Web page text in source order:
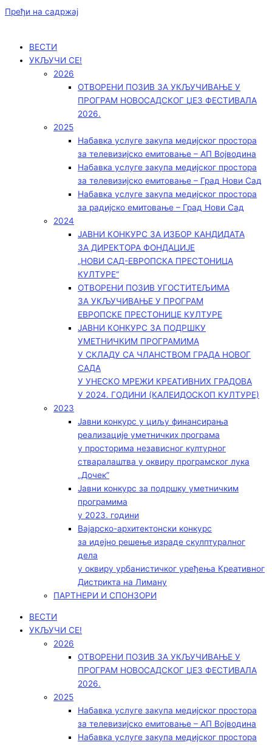
Пређи на садржај
ВЕСТИ
УКЉУЧИ СЕ!
2026
ОТВОРЕНИ ПОЗИВ ЗА УКЉУЧИВАЊЕ У
ПРОГРАМ НОВОСАДСКОГ ЏЕЗ ФЕСТИВАЛА
2026.
2025
Набавка услуге закупа медијског простора
за телевизијско емитовање – АП Војводинa
Набавка услуге закупа медијског простора
за телевизијско емитовање – Град Нови Сад
Набавка услуге закупа медијског простора
за радијско емитовање – Град Нови Сад
2024
ЈАВНИ КОНКУРС ЗА ИЗБОР КАНДИДАТА
ЗА ДИРЕКТОРА ФОНДАЦИЈЕ
„НОВИ САД-ЕВРОПСКА ПРЕСТОНИЦА
КУЛТУРЕ“
ОТВОРЕНИ ПОЗИВ УГОСТИТЕЉИМА
ЗА УКЉУЧИВАЊЕ У ПРОГРАМ
ЕВРОПСКЕ ПРЕСТОНИЦЕ КУЛТУРЕ
ЈАВНИ КОНКУРС ЗА ПОДРШКУ
УМЕТНИЧКИМ ПРОГРАМИМА
У СКЛАДУ СА ЧЛАНСТВОМ ГРАДА НОВОГ
САДА
У УНЕСКО МРЕЖИ КРЕАТИВНИХ ГРАДОВА
У 2024. ГОДИНИ (КАЛЕИДОСКОП КУЛТУРЕ)
2023
Јавни конкурс у циљу финансирања
реализације уметничких програма
у просторима независног културног
стваралаштва у оквиру програмског лука
„Дочек”
Јавни конкурс за подршку уметничким
програмима
у 2023. години
Вајарско-архитектонски конкурс
за идејно решење израде скулптуралног
дела
у оквиру урбанистичког уређења Креативног
Дистрикта на Лиману
ПАРТНЕРИ И СПОНЗОРИ
ВЕСТИ
УКЉУЧИ СЕ!
2026
ОТВОРЕНИ ПОЗИВ ЗА УКЉУЧИВАЊЕ У
ПРОГРАМ НОВОСАДСКОГ ЏЕЗ ФЕСТИВАЛА
2026.
2025
Набавка услуге закупа медијског простора
за телевизијско емитовање – АП Војводинa
Набавка услуге закупа медијског простора